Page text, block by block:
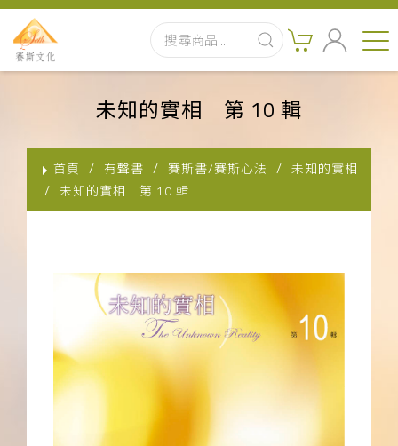
實體出版品
影音書
關於我們
聯絡客服
下載APP
未知的實相 第 10 輯
首頁 有聲書 賽斯書/賽斯心法
未知的實相
未知的實相 第 10 輯